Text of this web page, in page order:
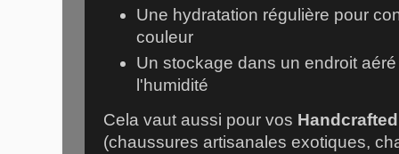
Une hydratation régulière pour
couleur
Un stockage dans un endroit
l'humidité
Cela vaut aussi pour vos
(chaussures artisanales exotiques,